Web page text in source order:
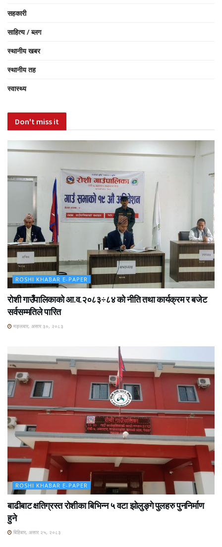
सहकारी
साहित्य / ब्लग
स्थानीय खबर
स्थानीय तह
स्वास्थ्य
Don't miss it
ROSHI KHABAR E-PAPER
रोशी गाउँपालिकाको आ.व.२०८३÷८४ को नीति तथा कार्यक्रम र बजेट
सर्वसम्मतिले पारित
मङ्लबार, असार ३०, २०८३
ROSHI KHABAR E-PAPER
बाढीबाट क्षतिग्रस्त रोशीका बिभिन्न ५ वटा झोलुङ्गे पुलहरु पुननिर्माण
हुने
बिहिबार, असार २५, २०८३